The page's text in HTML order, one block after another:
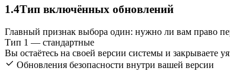
1.4Тип включённых обновлений
Главный признак выбора один: нужно ли вам право
Тип 1 — стандартные
Вы остаётесь на своей версии системы и закрываете
Обновления безопасности внутри вашей версии